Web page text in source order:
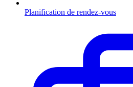
Planification de rendez-vous